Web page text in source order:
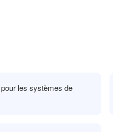
les systèmes de